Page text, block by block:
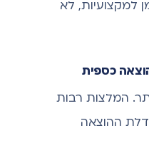
למקצועיות, לא
כספית
המלצות רבות
ההוצאה